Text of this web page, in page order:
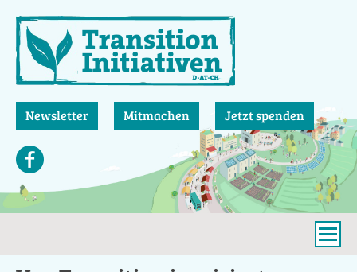
zum
Inhalt
Newsletter Mitmachen Jetzt spenden